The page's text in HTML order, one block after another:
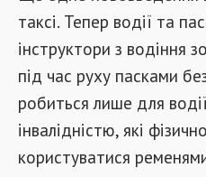
таксі. Тепер водії та
інструктори з водіння
під час руху пасками
робиться лише для
інвалідністю, які
користуватися